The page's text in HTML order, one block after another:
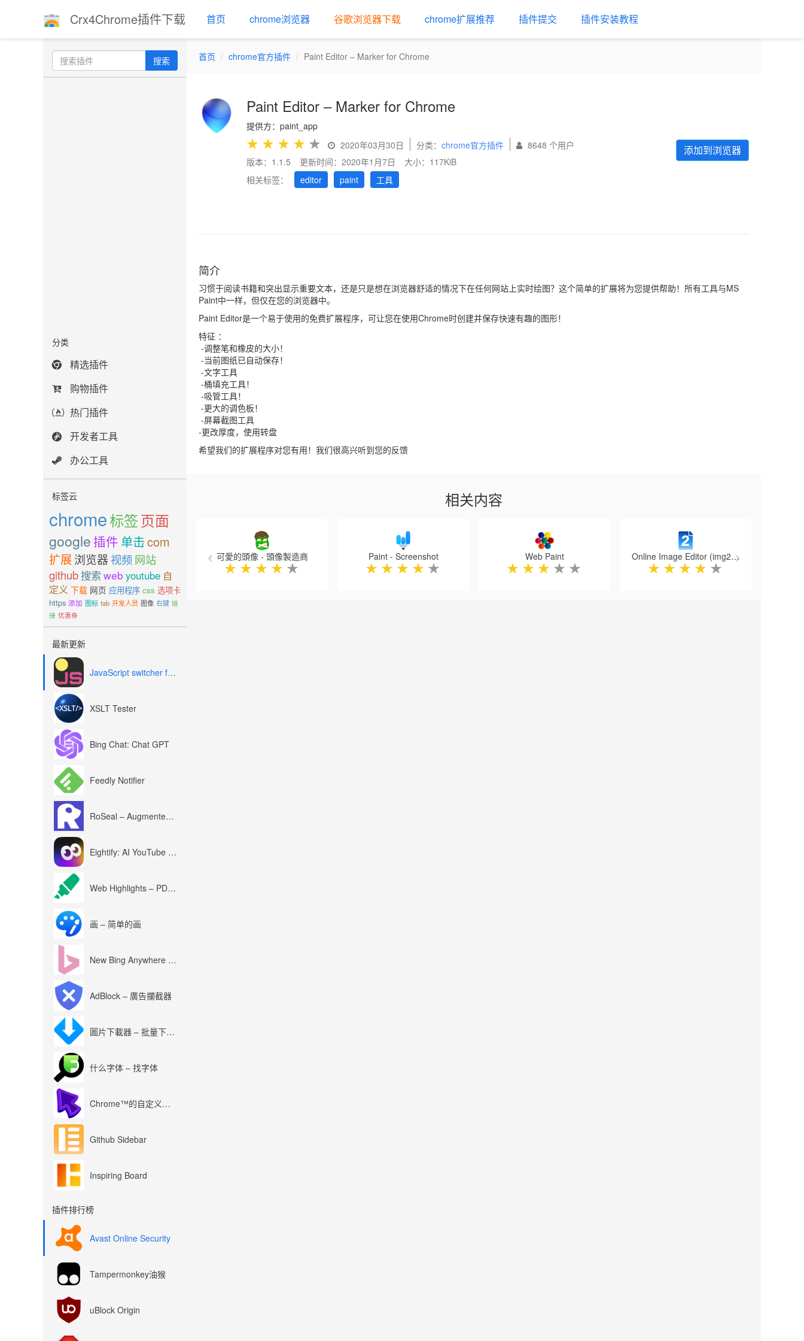
Crx4Chrome插件下载 首页 chrome浏览器 谷歌浏览器下载 chrome扩展推荐 插件提交 插件安装教程
搜索
分类
精选插件
购物插件
热门插件
开发者工具
办公工具
标签云
chrome标签页面
google 插件 单击com
扩展浏览器 视频网站
github搜索web youtube 自
定义 下载 网页 应用程序 css 选项卡
https 添加 图标 tab 开发人员 图像 右键 链
接 优惠券
最新更新
JavaScript switcher for SEO and development
XSLT Tester
Bing Chat: Chat GPT
Feedly Notifier
RoSeal – Augmented Roblox Experience
Eightify: AI YouTube Summary with ChatGPT
Web Highlights – PDF & Web Highlighter
画 – 简单的画
New Bing Anywhere (Bing Chat GPT-4)
AdBlock – 廣告攔截器
圖片下載器 – 批量下載圖片
什么字体 – 找字体
Chrome™的自定义光标
Github Sidebar
Inspiring Board
插件排行榜
Avast Online Security
Tampermonkey油猴
uBlock Origin
首页 chrome官方插件 Paint Editor – Marker for Chrome
Paint Editor – Marker for Chrome
提供方：paint_app
★ ★ ★ ★ ★ 2020年03月30日 分类： chrome官方插件
8648 个用户
版本：1.1.5
更新时间：2020年1月7日
大小：117KiB
相关标签：
editor paint 工具
添加到浏览器
简介
习惯于阅读书籍和突出显示重要文本，还是只是想在浏览器舒适的情况下在任何网站上实时绘图？这个简单的扩展将为您提供帮助！所有工具与MS
Paint中一样，但仅在您的浏览器中。
Paint Editor是一个易于使用的免费扩展程序，可让您在使用Chrome时创建并保存快速有趣的图形！
特征 ：
-调整笔和橡皮的大小！
-当前图纸已自动保存！
-文字工具
-桶填充工具！
-吸管工具！
-更大的调色板！
-屏幕截图工具
-更改厚度，使用转盘
希望我们的扩展程序对您有用！我们很高兴听到您的反馈
相关内容
可愛的頭像 - 頭像製造商
★ ★ ★ ★ ★
Paint - Screenshot
★ ★ ★ ★ ★
Web Paint
★ ★ ★ ★ ★
Online Image Editor (img2go.com)
★ ★ ★ ★ ★